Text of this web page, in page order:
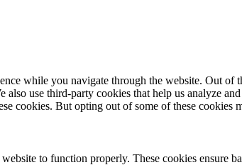
while you navigate through the website. Out of
use third-party cookies that help us analyze
cookies. But opting out of some of these cookies
to function properly. These cookies ensure